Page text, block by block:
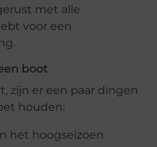
met alle
voor een
boot
zijn er een paar dingen
houden:
het hoogseizoen